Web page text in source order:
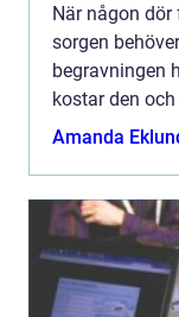
När någon
sorgen
begravningen
kostar den
eller annan
Amanda